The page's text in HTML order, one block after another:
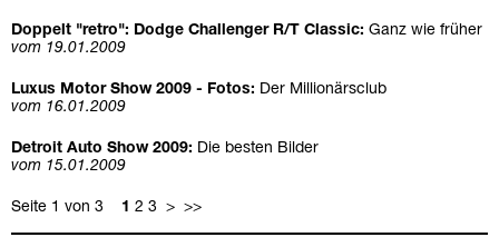
Doppelt "retro": Dodge Challenger R/T Classic: Ganz wie früher
vom 19.01.2009
Luxus Motor Show 2009 - Fotos: Der Millionärsclub
vom 16.01.2009
Detroit Auto Show 2009: Die besten Bilder
vom 15.01.2009
Seite 1 von 3 1 2 3 > >>